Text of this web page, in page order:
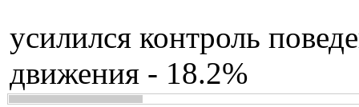
усилился контроль
движения - 18.2%